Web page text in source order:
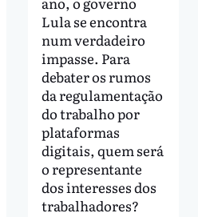
Lula se encontra
num verdadeiro
impasse. Para
debater os rumos
da regulamentação
do trabalho por
plataformas
digitais, quem será
o representante
dos interesses dos
trabalhadores?